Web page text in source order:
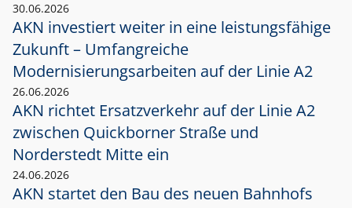
30.06.2026
AKN investiert weiter in eine leistungsfähige
Zukunft – Umfangreiche
Modernisierungsarbeiten auf der Linie A2
26.06.2026
AKN richtet Ersatzverkehr auf der Linie A2
zwischen Quickborner Straße und
Norderstedt Mitte ein
24.06.2026
AKN startet den Bau des neuen Bahnhofs